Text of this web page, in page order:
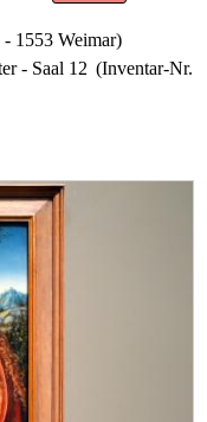
1553 Weimar)
- Saal 12 (Inventar-Nr.